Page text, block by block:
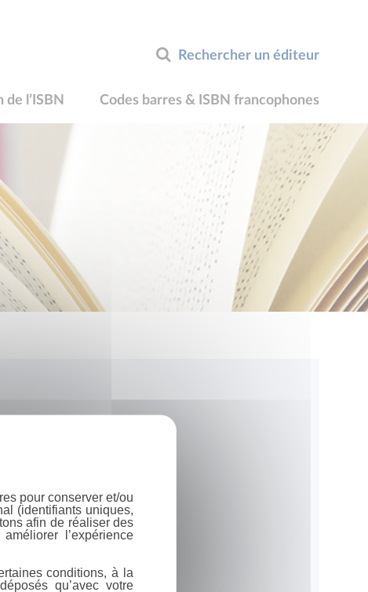
Rechercher un éditeur
de l’ISBN Codes barres & ISBN francophones
pour conserver et/ou
(identifiants uniques,
afin de réaliser des
l’expérience
conditions, à la
qu’avec votre